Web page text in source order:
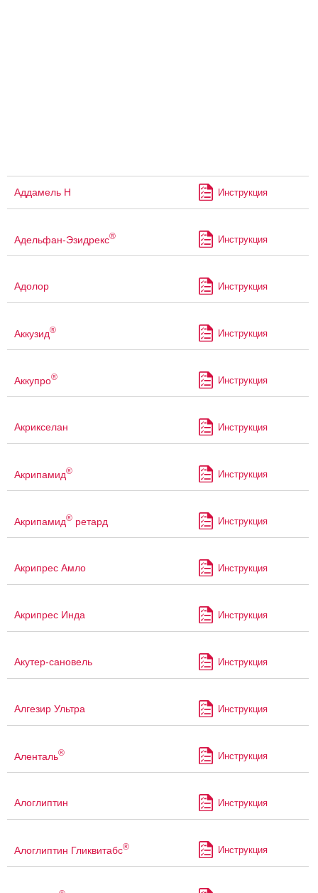
Аддамель Н Инструкция
Адельфан-Эзидрекс® Инструкция
Адолор Инструкция
Аккузид® Инструкция
Аккупро® Инструкция
Акрикселан Инструкция
Акрипамид® Инструкция
Акрипамид® ретард Инструкция
Акрипрес Амло Инструкция
Акрипрес Инда Инструкция
Акутер-сановель Инструкция
Алгезир Ультра Инструкция
Аленталь® Инструкция
Алоглиптин Инструкция
Алоглиптин Гликвитабс® Инструкция